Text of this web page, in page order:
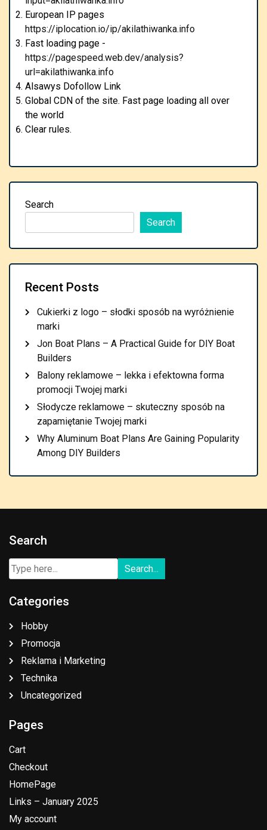
European IP pages
https://iplocation.io/ip/akilathiwanka.info
Fast loading page -
https://pagespeed.web.dev/analysis?
url=akilathiwanka.info
Alsawys Dofollow Link
Global CDN of the site. Fast page loading all over
the world
Clear rules.
Search
Search
Recent Posts
Cukierki z logo – słodki sposób na wyróżnienie
marki
Jon Boat Plans – A Practical Guide for DIY Boat
Builders
Balony reklamowe – lekka i efektowna forma
promocji Twojej marki
Słodycze reklamowe – skuteczny sposób na
zapamiętanie Twojej marki
Why Aluminum Boat Plans Are Gaining Popularity
Among DIY Builders
Search
Categories
Hobby
Promocja
Reklama i Marketing
Technika
Uncategorized
Pages
Cart
Checkout
HomePage
Links – January 2025
My account